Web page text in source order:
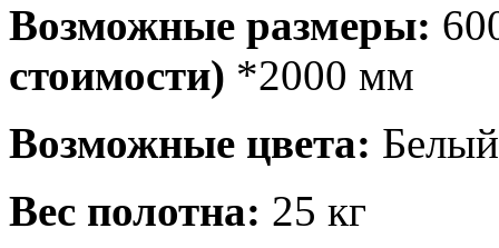
Возможные размеры:
стоимости) *2000 мм
Возможные цвета:
Вес полотна: 25 кг